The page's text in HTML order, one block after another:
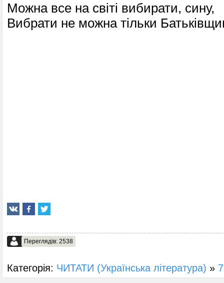
Можна все на світі вибирати, сину,
Вибрати не можна тільки
Переглядів: 2538
Категорія: ЧИТАТИ (Українська література) »